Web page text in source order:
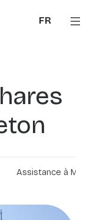
FR
Assistance à